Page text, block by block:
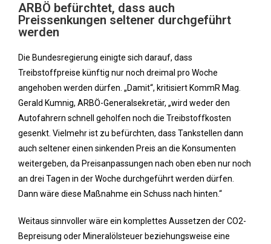
ARBÖ befürchtet, dass auch
Preissenkungen seltener durchgeführt
werden
Die Bundesregierung einigte sich darauf, dass
Treibstoffpreise künftig nur noch dreimal pro Woche
angehoben werden dürfen. „Damit“, kritisiert KommR Mag.
Gerald Kumnig, ARBÖ-Generalsekretär, „wird weder den
Autofahrern schnell geholfen noch die Treibstoffkosten
gesenkt. Vielmehr ist zu befürchten, dass Tankstellen dann
auch seltener einen sinkenden Preis an die Konsumenten
weitergeben, da Preisanpassungen nach oben eben nur noch
an drei Tagen in der Woche durchgeführt werden dürfen.
Dann wäre diese Maßnahme ein Schuss nach hinten.“
Weitaus sinnvoller wäre ein komplettes Aussetzen der CO2-
Bepreisung oder Mineralölsteuer beziehungsweise eine